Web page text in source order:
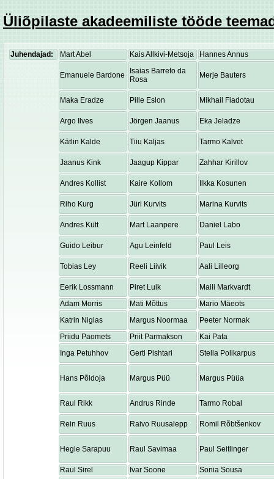
Üliõpilaste akadeemiliste tööde
Juhendajad: Mart Abel Kais Allkivi-Metsoja Hannes Annus
Emanuele Bardone
Isaias Barreto da
Rosa
Merje Bauters
Maka Eradze Pille Eslon Mikhail Fiadotau
Argo Ilves Jörgen Jaanus Eka Jeladze
Kätlin Kalde Tiiu Kaljas Tarmo Kalvet
Jaanus Kink Jaagup Kippar Zahhar Kirillov
Andres Kollist Kaire Kollom Ilkka Kosunen
Riho Kurg Jüri Kurvits Marina Kurvits
Andres Kütt Mart Laanpere Daniel Labo
Guido Leibur Agu Leinfeld Paul Leis
Tobias Ley Reeli Liivik Aali Lilleorg
Eerik Lossmann Piret Luik
Maili Markvardt
Adam Morris
Mati Mõttus
Mario Mäeots
Katrin Niglas
Margus Noormaa
Peeter Normak
Priidu Paomets
Priit Parmakson
Kai Pata
Inga Petuhhov
Gerti Pishtari Stella Polikarpus
Hans Põldoja Margus Püü Margus Püüa
Raul Rikk Andrus Rinde Tarmo Robal
Rein Ruus Raivo Ruusalepp Romil Rõbtšenkov
Hegle Sarapuu Raul Savimaa Paul Seitlinger
Raul Sirel Ivar Soone
Sonia Sousa